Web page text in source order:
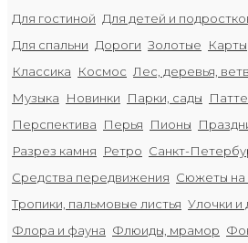
Для гостиной Для детей и
Для спальни Дороги Золотые Карты
Классика
Космос Лес, деревья,
Музыка
Новинки Парки, сады
Перспектива
Перья Пионы
Разрез камня
Ретро Санкт-
Средства передвижения Сюжеты на
Тропики, пальмовые листья Улочки и
Флора и фауна Флюиды, мрамор